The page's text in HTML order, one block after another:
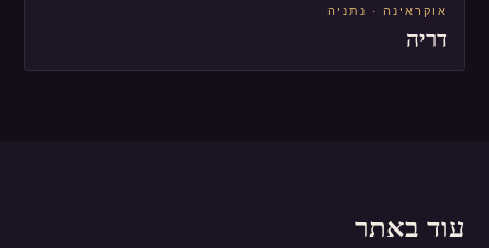
אוקראינה · נתניה
דריה
עוד באתר